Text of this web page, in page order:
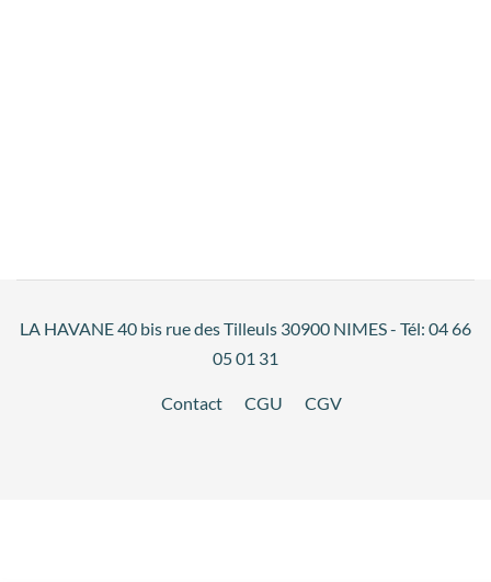
LA HAVANE 40 bis rue des Tilleuls 30900 NIMES - Tél: 04 66
05 01 31
Contact CGU CGV